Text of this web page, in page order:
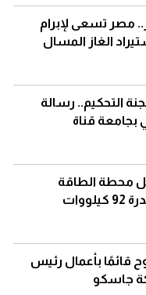
دولار.. مصر تسعى لإبرام
الغاز المسال
التحكيم.. رسالة
بجامعة قناة
محطة الطاقة
قائمًا بأعمال رئيس
جاسكو